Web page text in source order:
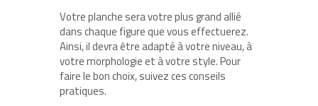
Votre planche sera votre plus grand allié
dans chaque figure que vous effectuerez.
Ainsi, il devra être adapté à votre niveau, à
votre morphologie et à votre style. Pour
faire le bon choix, suivez ces conseils
pratiques.